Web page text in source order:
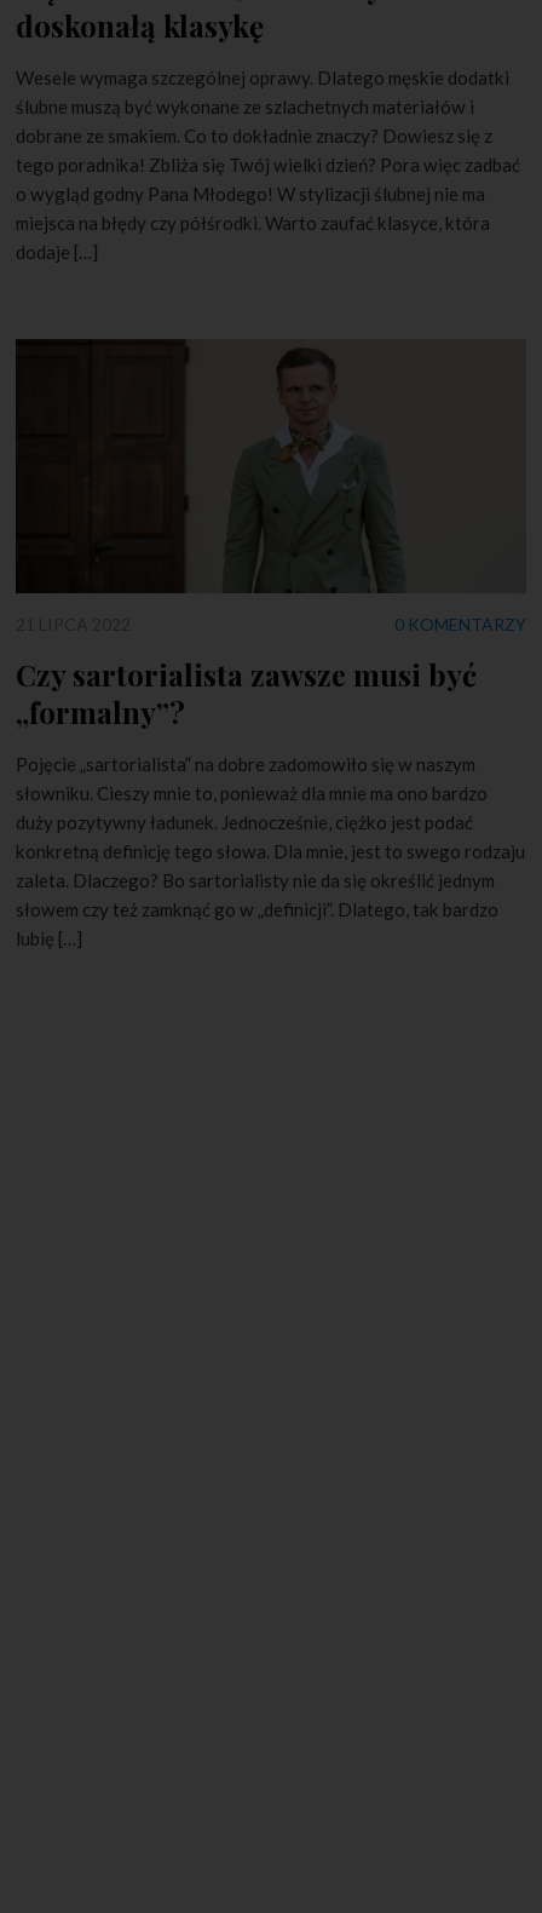
doskonałą klasykę
Wesele wymaga szczególnej oprawy. Dlatego męskie dodatki
ślubne muszą być wykonane ze szlachetnych materiałów i
dobrane ze smakiem. Co to dokładnie znaczy? Dowiesz się z
tego poradnika! Zbliża się Twój wielki dzień? Pora więc zadbać
o wygląd godny Pana Młodego! W stylizacji ślubnej nie ma
miejsca na błędy czy półśrodki. Warto zaufać klasyce, która
dodaje […]
0 KOMENTARZY
Czy sartorialista zawsze musi być
„formalny”?
Pojęcie „sartorialista” na dobre zadomowiło się w naszym
słowniku. Cieszy mnie to, ponieważ dla mnie ma ono bardzo
duży pozytywny ładunek. Jednocześnie, ciężko jest podać
konkretną definicję tego słowa. Dla mnie, jest to swego rodzaju
zaleta. Dlaczego? Bo sartorialisty nie da się określić jednym
słowem czy też zamknąć go w „definicji”. Dlatego, tak bardzo
lubię […]